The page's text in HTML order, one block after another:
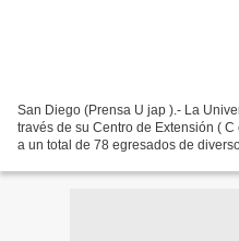
San Diego (Prensa U jap ).- La
través de su Centro de Extensión (
a un total de 78 egresados de